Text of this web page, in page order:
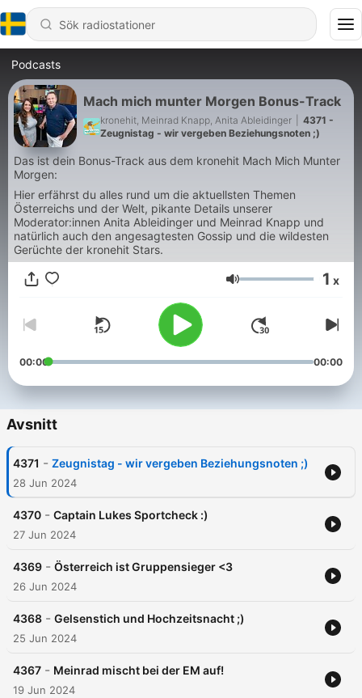
Podcasts
Mach mich munter Morgen Bonus-Track
kronehit, Meinrad Knapp, Anita Ableidinger
4371 -
Zeugnistag - wir vergeben Beziehungsnoten ;)
Das ist dein Bonus-Track aus dem kronehit Mach Mich Munter
Morgen:
Hier erfährst du alles rund um die aktuellsten Themen
Österreichs und der Welt, pikante Details unserer
Moderator:innen Anita Ableidinger und Meinrad Knapp und
natürlich auch den angesagtesten Gossip und die wildesten
Gerüchte der kronehit Stars.
Volym 1 x
00:00 00:00
Avsnitt
4371 - Zeugnistag - wir vergeben Beziehungsnoten ;)
28 Jun 2024
4370 - Captain Lukes Sportcheck :)
27 Jun 2024
4369 - Österreich ist Gruppensieger <3
26 Jun 2024
4368 - Gelsenstich und Hochzeitsnacht ;)
25 Jun 2024
4367 - Meinrad mischt bei der EM auf!
19 Jun 2024